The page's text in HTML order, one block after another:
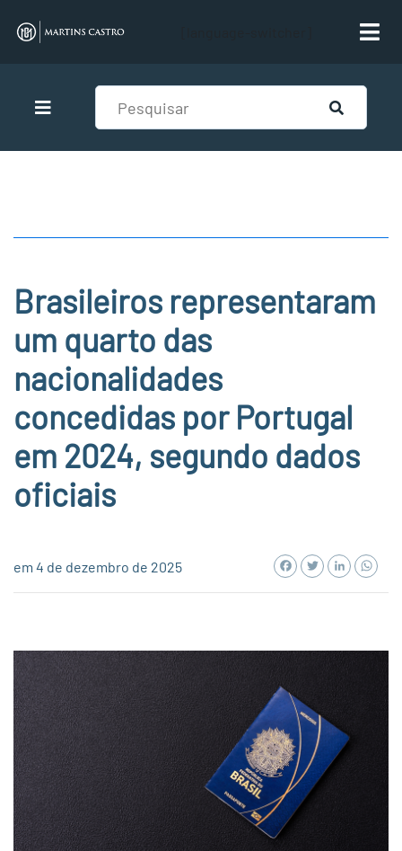
Brasileiros representaram
um quarto das
nacionalidades
concedidas por Portugal
em 2024, segundo dados
oficiais
em 4 de dezembro de 2025 Facebook
Twitter